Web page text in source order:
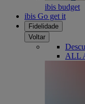
ibis budget
ibis Go get it
Fidelidade
Voltar
ALL